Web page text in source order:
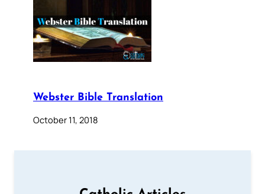
Webster Bible Translation
October 11, 2018